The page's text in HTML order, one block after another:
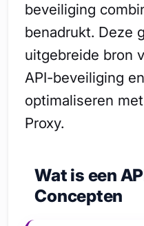
beveiliging
benadrukt. Deze
uitgebreide bron
API-beveiliging
optimaliseren
Proxy.
Wat is een
Concepten